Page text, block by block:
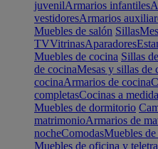
juvenilArmarios infantiles
vestidoresArmarios
Muebles de salón Sillas
TVVitrinasAparadores
Muebles de cocina Sillas
de cocinaMesas y sillas de
cocinaArmarios de cocina
completasCocinas a medida
Muebles de dormitorio
matrimonioArmarios de
nocheComodasMuebles
Muebles de oficina y